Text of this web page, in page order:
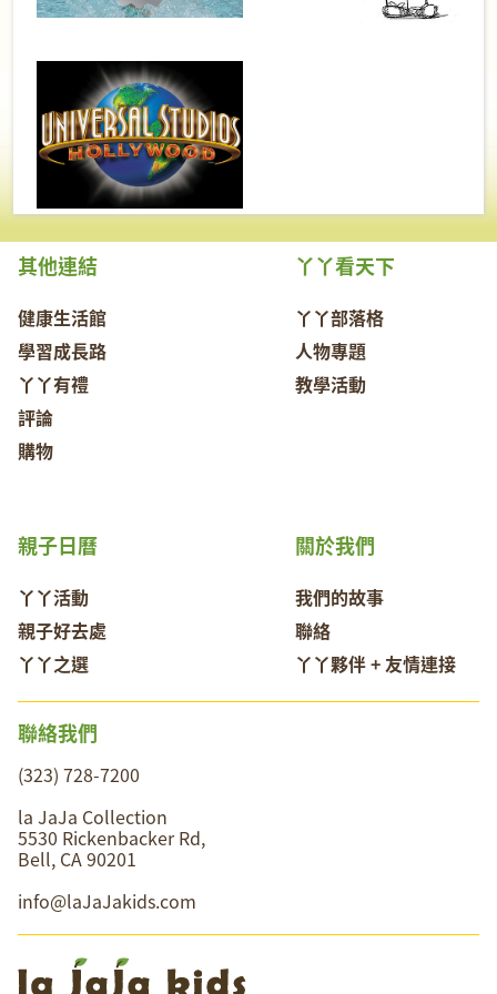
其他連結
健康生活館
學習成長路
丫丫有禮
評論
購物
丫丫看天下
丫丫部落格
人物專題
教學活動
關於我們
我們的故事
聯絡
丫丫夥伴 + 友情連接
親子日曆
丫丫活動
親子好去處
丫丫之選
聯絡我們
(323) 728-7200
la JaJa Collection
5530 Rickenbacker Rd,
Bell, CA 90201
info@laJaJakids.com